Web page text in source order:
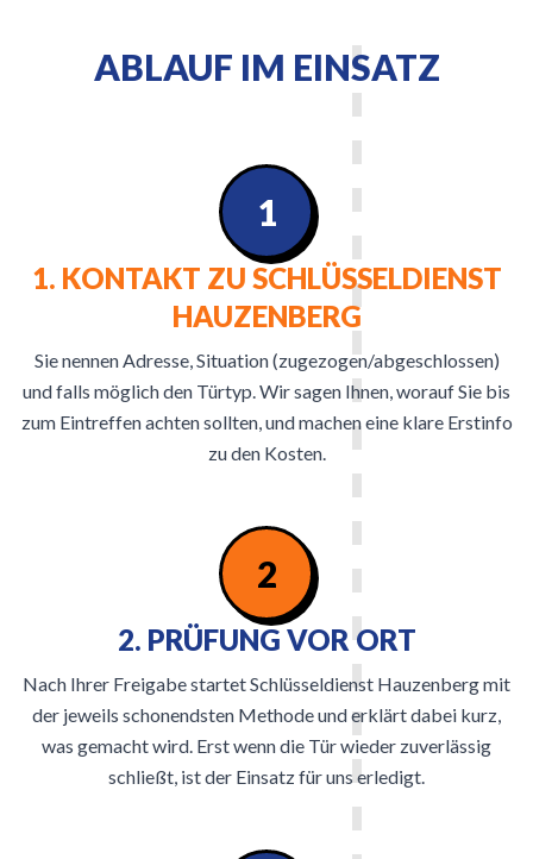
ABLAUF IM EINSATZ
1. KONTAKT ZU SCHLÜSSELDIENST
HAUZENBERG
Sie nennen Adresse, Situation (zugezogen/abgeschlossen)
und falls möglich den Türtyp. Wir sagen Ihnen, worauf Sie bis
zum Eintreffen achten sollten, und machen eine klare Erstinfo
zu den Kosten.
1
2
2. PRÜFUNG VOR ORT
Nach Ihrer Freigabe startet Schlüsseldienst Hauzenberg mit
der jeweils schonendsten Methode und erklärt dabei kurz,
was gemacht wird. Erst wenn die Tür wieder zuverlässig
schließt, ist der Einsatz für uns erledigt.